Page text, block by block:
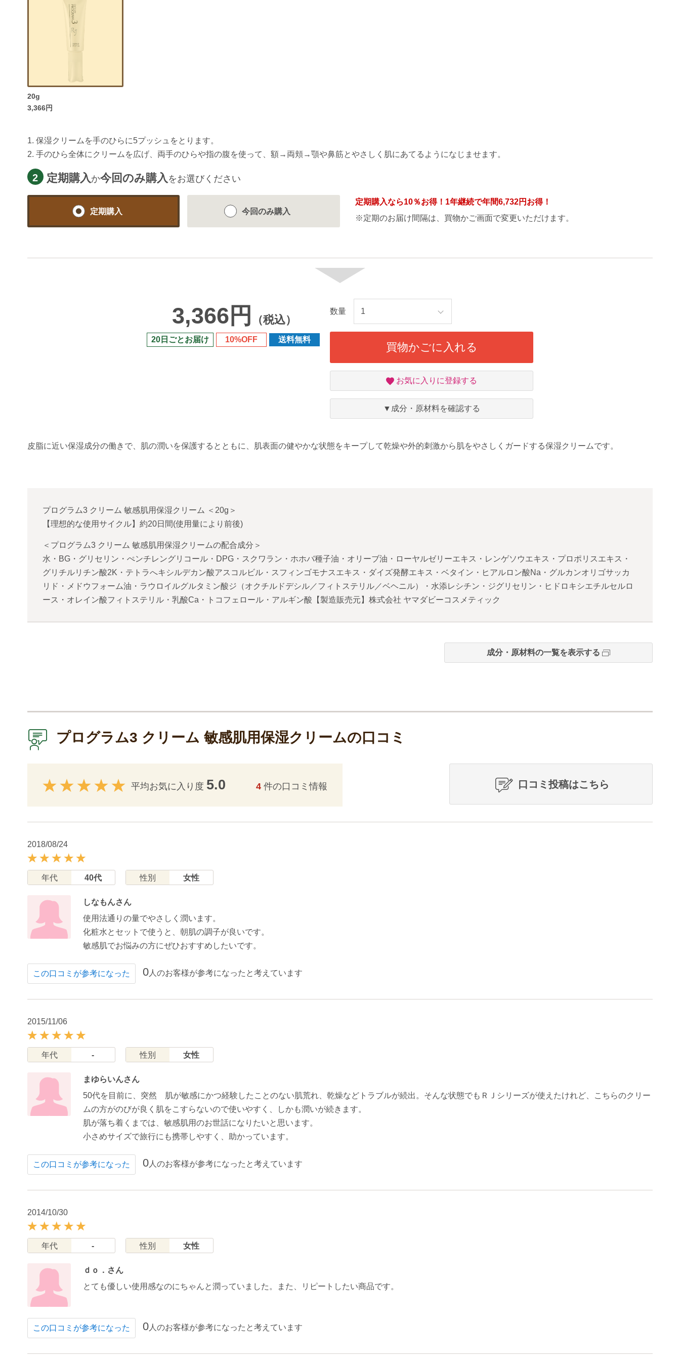
20g
3,366円
1. 保湿クリームを手のひらに5プッシュをとります。
2. 手のひら全体にクリームを広げ、両手のひらや指の腹を使って、額→両頬→顎や鼻筋とやさしく肌にあてるようになじませます。
2 定期購入 か今回のみ購入 をお選びください
定期購入 今回のみ購入
定期購入なら10％お得！1年継続で年間6,732円 お得！
※定期のお届け間隔は、買物かご画面で変更いただけます。
3,366円 （税込）
20日ごとお届け 10%OFF 送料無料
数量
買物かごに入れる
お
入
り
お気に入りに登録する
▼成分・原材料を確認する
皮脂に近い保湿成分の働きで、肌の潤いを保護するとともに、肌表面の健やかな状態をキープして乾燥や外的刺激から肌をやさしくガードする保湿クリームです。
プログラム3 クリーム 敏感肌用保湿クリーム ＜ 20g ＞
【理想的な使用サイクル】約20日間(使用量により前後)
＜プログラム3 クリーム 敏感肌用保湿クリームの配合成分＞
水・BG・グリセリン・ぺンチレングリコール・DPG・スクワラン・ホホバ種子油・オリーブ油・ローヤルゼリーエキス・レンゲソウエキス・プロポリスエキス・
グリチルリチン酸2K・テトラへキシルデカン酸アスコルビル・スフィンゴモナスエキス・ダイズ発酵エキス・ベタイン・ヒアルロン酸Na・グルカンオリゴサッカ
リド・メドウフォーム油・ラウロイルグルタミン酸ジ（オクチルドデシル／フィトステリル／ベヘニル）・水添レシチン・ジグリセリン・ヒドロキシエチルセルロ
ース・オレイン酸フィトステリル・乳酸Ca・トコフェロール・アルギン酸【製造販売元】株式会社 ヤマダビーコスメティック
成分・原材料の一覧を表示する
プログラム3 クリーム 敏感肌用保湿クリームの口コミ
口コミ投稿はこちら
平均お気に入り度 5.0 4 件の口コミ情報
2018/08/24
年代 40代 性別 女性
しなもんさん
使用法通りの量でやさしく潤います。
化粧水とセットで使うと、朝肌の調子が良いです。
敏感肌でお悩みの方にぜひおすすめしたいです。
この口コミが参考になった 0人のお客様が参考になったと考えています
2015/11/06
年代 - 性別 女性
まゆらいんさん
50代を目前に、突然 肌が敏感にかつ経験したことのない肌荒れ、乾燥などトラブルが続出。そんな状態でもＲＪシリーズが使えたけれど、こちらのクリー
ムの方がのびが良く肌をこすらないので使いやすく、しかも潤いが続きます。
肌が落ち着くまでは、敏感肌用のお世話になりたいと思います。
小さめサイズで旅行にも携帯しやすく、助かっています。
この口コミが参考になった 0人のお客様が参考になったと考えています
2014/10/30
年代 - 性別 女性
ｄｏ．さん
とても優しい使用感なのにちゃんと潤っていました。また、リピートしたい商品です。
この口コミが参考になった 0人のお客様が参考になったと考えています